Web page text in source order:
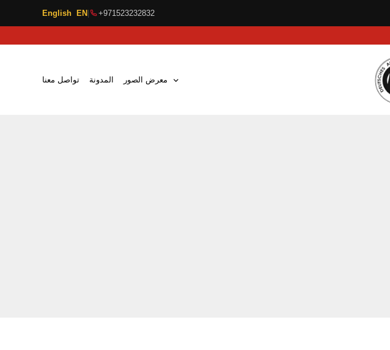
+971523232832
English EN
تواصل معنا المدونة